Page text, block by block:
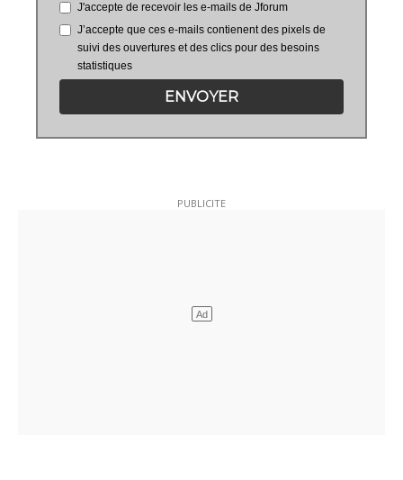
J'accepte de recevoir les e-mails de Jforum
J’accepte que ces e-mails contienent des pixels de
suivi des ouvertures et des clics pour des besoins
statistiques
ENVOYER